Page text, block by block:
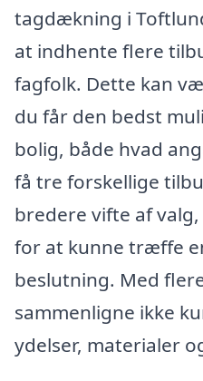
tagdækning i
at indhente flere
fagfolk. Dette kan
du får den bedst
bolig, både hvad
få tre forskellige
bredere vifte af
for at kunne træffe
beslutning. Med
sammenligne ikke
ydelser, materialer